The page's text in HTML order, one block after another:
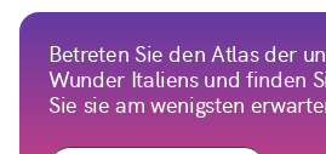
Betreten Sie den Atlas der
Wunder Italiens und finden
Sie sie am wenigsten